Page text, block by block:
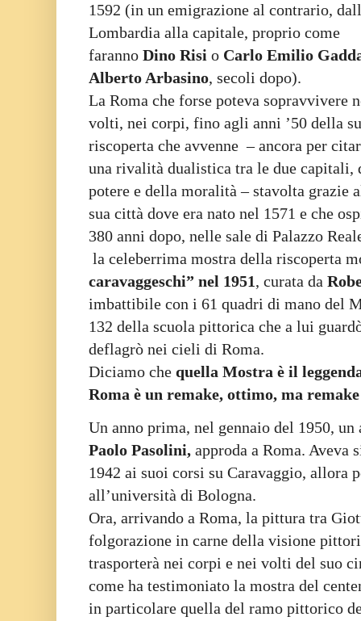
1592 (in un emigrazione al contrario,
Lombardia alla capitale, proprio come
faranno Dino Risi o Carlo Emilio
Alberto Arbasino, secoli dopo).
La Roma che forse poteva sopravvivere
volti, nei corpi, fino agli anni ’50 della
riscoperta che avvenne – ancora per
una rivalità dualistica tra le due capitali,
potere e della moralità – stavolta grazie
sua città dove era nato nel 1571 e che
380 anni dopo, nelle sale di Palazzo
la celeberrima mostra della riscoperta
caravaggeschi” nel 1951, curata da
imbattibile con i 61 quadri di mano del
132 della scuola pittorica che a lui
deflagrò nei cieli di Roma.
Diciamo che quella Mostra è il
Roma è un remake, ottimo, ma
Un anno prima, nel gennaio del 1950,
Paolo Pasolini, approda a Roma. Aveva
1942 ai suoi corsi su Caravaggio, allora
all’università di Bologna.
Ora, arrivando a Roma, la pittura tra
folgorazione in carne della visione
trasporterà nei corpi e nei volti del suo
come ha testimoniato la mostra del
in particolare quella del ramo pittorico